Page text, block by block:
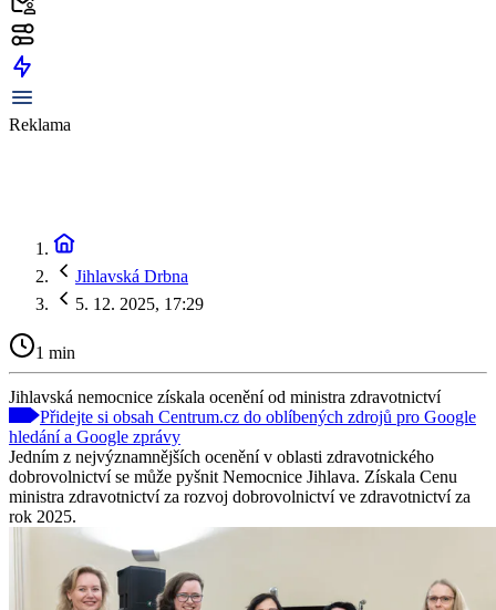
Reklama
Jihlavská Drbna
5. 12. 2025, 17:29
1 min
Jihlavská nemocnice získala ocenění od ministra zdravotnictví
Přidejte si obsah Centrum.cz do oblíbených zdrojů pro Google
hledání a Google zprávy
Jedním z nejvýznamnějších ocenění v oblasti zdravotnického
dobrovolnictví se může pyšnit Nemocnice Jihlava. Získala Cenu
ministra zdravotnictví za rozvoj dobrovolnictví ve zdravotnictví za
rok 2025.